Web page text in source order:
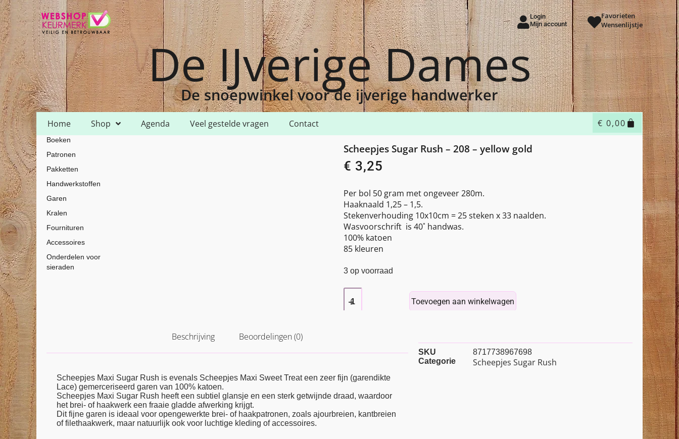
Login
Mijn account
Favorieten
Wensenlijstje
De IJverige Dames
De snoepwinkel voor de ijverige handwerker
Home Shop Agenda Veel gestelde vragen Contact € 0,00
Home Shop
Boeken
Patronen
Pakketten
Handwerkstoffen
Garen
Kralen
Fournituren
Accessoires
Onderdelen voor
sieraden
Scheepjes Sugar Rush – 208 – yellow gold
€ 3,25
Per bol 50 gram met ongeveer 280m.
Haaknaald 1,25 – 1,5.
Stekenverhouding 10x10cm = 25 steken x 33 naalden.
Wasvoorschrift is 40˚ handwas.
100% katoen
85 kleuren
3 op voorraad
Toevoegen aan winkelwagen
Beschrijving Beoordelingen (0)
Scheepjes Maxi Sugar Rush is evenals Scheepjes Maxi Sweet Treat een zeer fijn (garendikte
Lace) gemerceriseerd garen van 100% katoen.
Scheepjes Maxi Sugar Rush heeft een subtiel glansje en een sterk getwijnde draad, waardoor
het brei- of haakwerk een fraaie gladde afwerking krijgt.
Dit fijne garen is ideaal voor opengewerkte brei- of haakpatronen, zoals ajourbreien, kantbreien
of filethaakwerk, maar natuurlijk ook voor luchtige kleding of accessoires.
SKU
8717738967698
Categorie
Scheepjes Sugar Rush